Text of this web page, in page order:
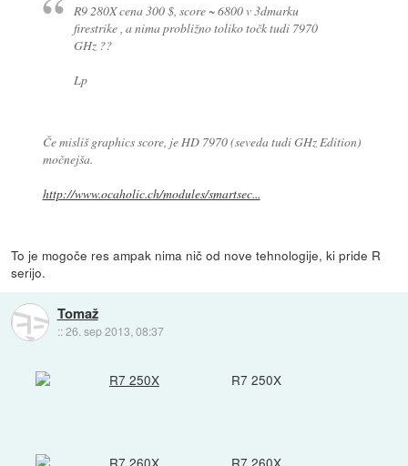
R9 280X cena 300 $, score ~ 6800 v 3dmarku
firestrike , a nima probližno toliko točk tudi 7970
GHz ??
Lp
Če mislišgraphics score, je HD 7970 (seveda tudi GHz Edition)
močnejša.
http://www.ocaholic.ch/modules/smartsec...
To je mogoče res ampak nima nič od nove tehnologije, ki pride R
serijo.
Tomaž
::26. sep 2013, 08:37
R7 250X
R7 260X